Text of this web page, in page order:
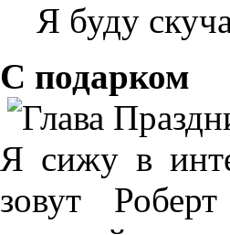
Я буду
С подарком
Я сижу в
зовут